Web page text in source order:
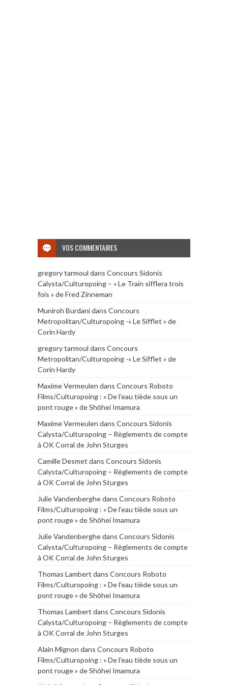
VOS COMMENTAIRES
gregory tarmoul dans Concours Sidonis
Calysta/Culturopoing – « Le Train sifflera trois
fois » de Fred Zinneman
Muniroh Burdanidans Concours
Metropolitan/Culturopoing -« Le Sifflet » de
Corin Hardy
gregory tarmoul dans Concours
Metropolitan/Culturopoing -« Le Sifflet » de
Corin Hardy
Maxime Vermeulen dans Concours Roboto
Films/Culturopoing : « De l’eau tiède sous un
pont rouge » de Shōhei Imamura
Maxime Vermeulen dans Concours Sidonis
Calysta/Culturopoing – Règlements de compte
à OK Corral de John Sturges
Camille Desmet dans Concours Sidonis
Calysta/Culturopoing – Règlements de compte
à OK Corral de John Sturges
Julie Vandenberghedans Concours Roboto
Films/Culturopoing : « De l’eau tiède sous un
pont rouge » de Shōhei Imamura
Julie Vandenberghedans Concours Sidonis
Calysta/Culturopoing – Règlements de compte
à OK Corral de John Sturges
Thomas Lambert dans Concours Roboto
Films/Culturopoing : « De l’eau tiède sous un
pont rouge » de Shōhei Imamura
Thomas Lambert dans Concours Sidonis
Calysta/Culturopoing – Règlements de compte
à OK Corral de John Sturges
Alain Mignon dans Concours Roboto
Films/Culturopoing : « De l’eau tiède sous un
pont rouge » de Shōhei Imamura